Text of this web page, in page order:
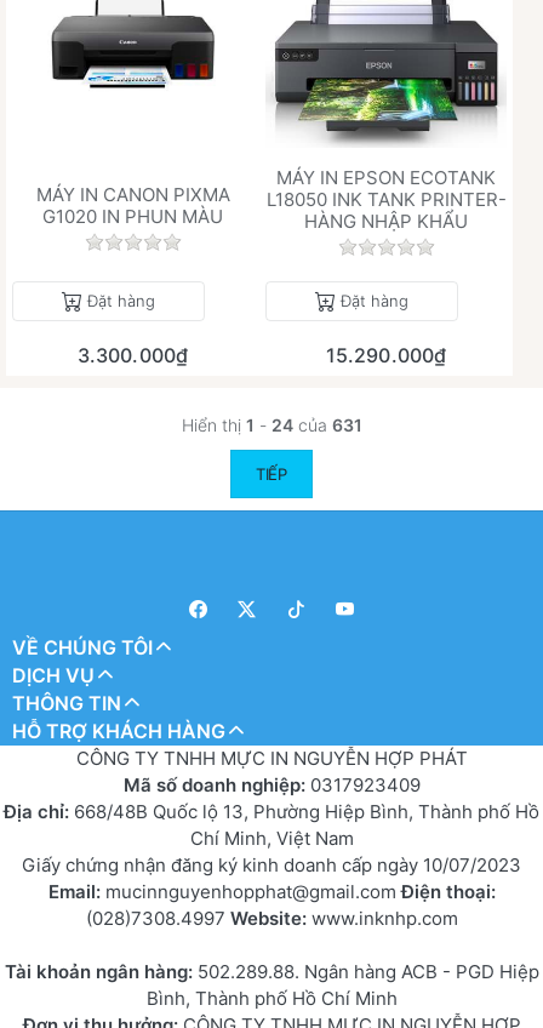
MÁY IN CANON PIXMA
G1020 IN PHUN MÀU
Chưa có đánh giá nào cho sản phẩm này.
Đặt hàng
3.300.000₫
MÁY IN EPSON ECOTANK
L18050 INK TANK PRINTER-
HÀNG NHẬP KHẨU
Chưa có đánh giá
Đặt hàng
15.290.000₫
Hiển thị 1 - 24của 631
TIẾP
VỀ CHÚNG TÔI
DỊCH VỤ
THÔNG TIN
HỖ TRỢ KHÁCH HÀNG
CÔNG TY TNHH MỰC IN NGUYỄN HỢP PHÁT
Mã số doanh nghiệp: 0317923409
Địa chỉ: 668/48B Quốc lộ 13, Phường Hiệp Bình, Thành phố Hồ
Chí Minh, Việt Nam
Giấy chứng nhận đăng ký kinh doanh cấp ngày 10/07/2023
Email: mucinnguyenhopphat@gmail.comĐiện thoại:
(028)7308.4997 Website: www.inknhp.com
Tài khoản ngân hàng: 502.289.88. Ngân hàng ACB - PGD Hiệp
Bình, Thành phố Hồ Chí Minh